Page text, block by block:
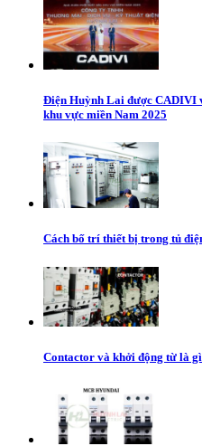
Điện Huỳnh Lai được CADIVI
khu vực miền Nam 2025
Cách bố trí thiết bị trong tủ
Contactor và khởi động từ là